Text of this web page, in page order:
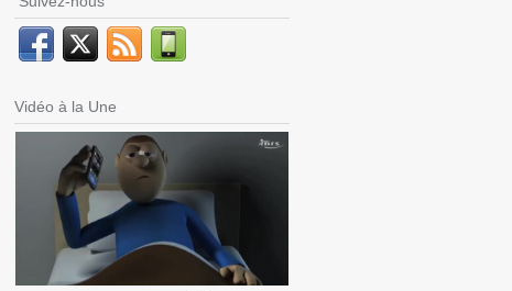
Vidéo à la Une